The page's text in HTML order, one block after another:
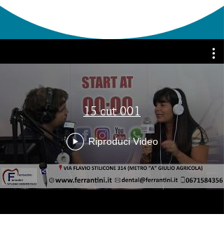
15 cut 001
Riproduci Video